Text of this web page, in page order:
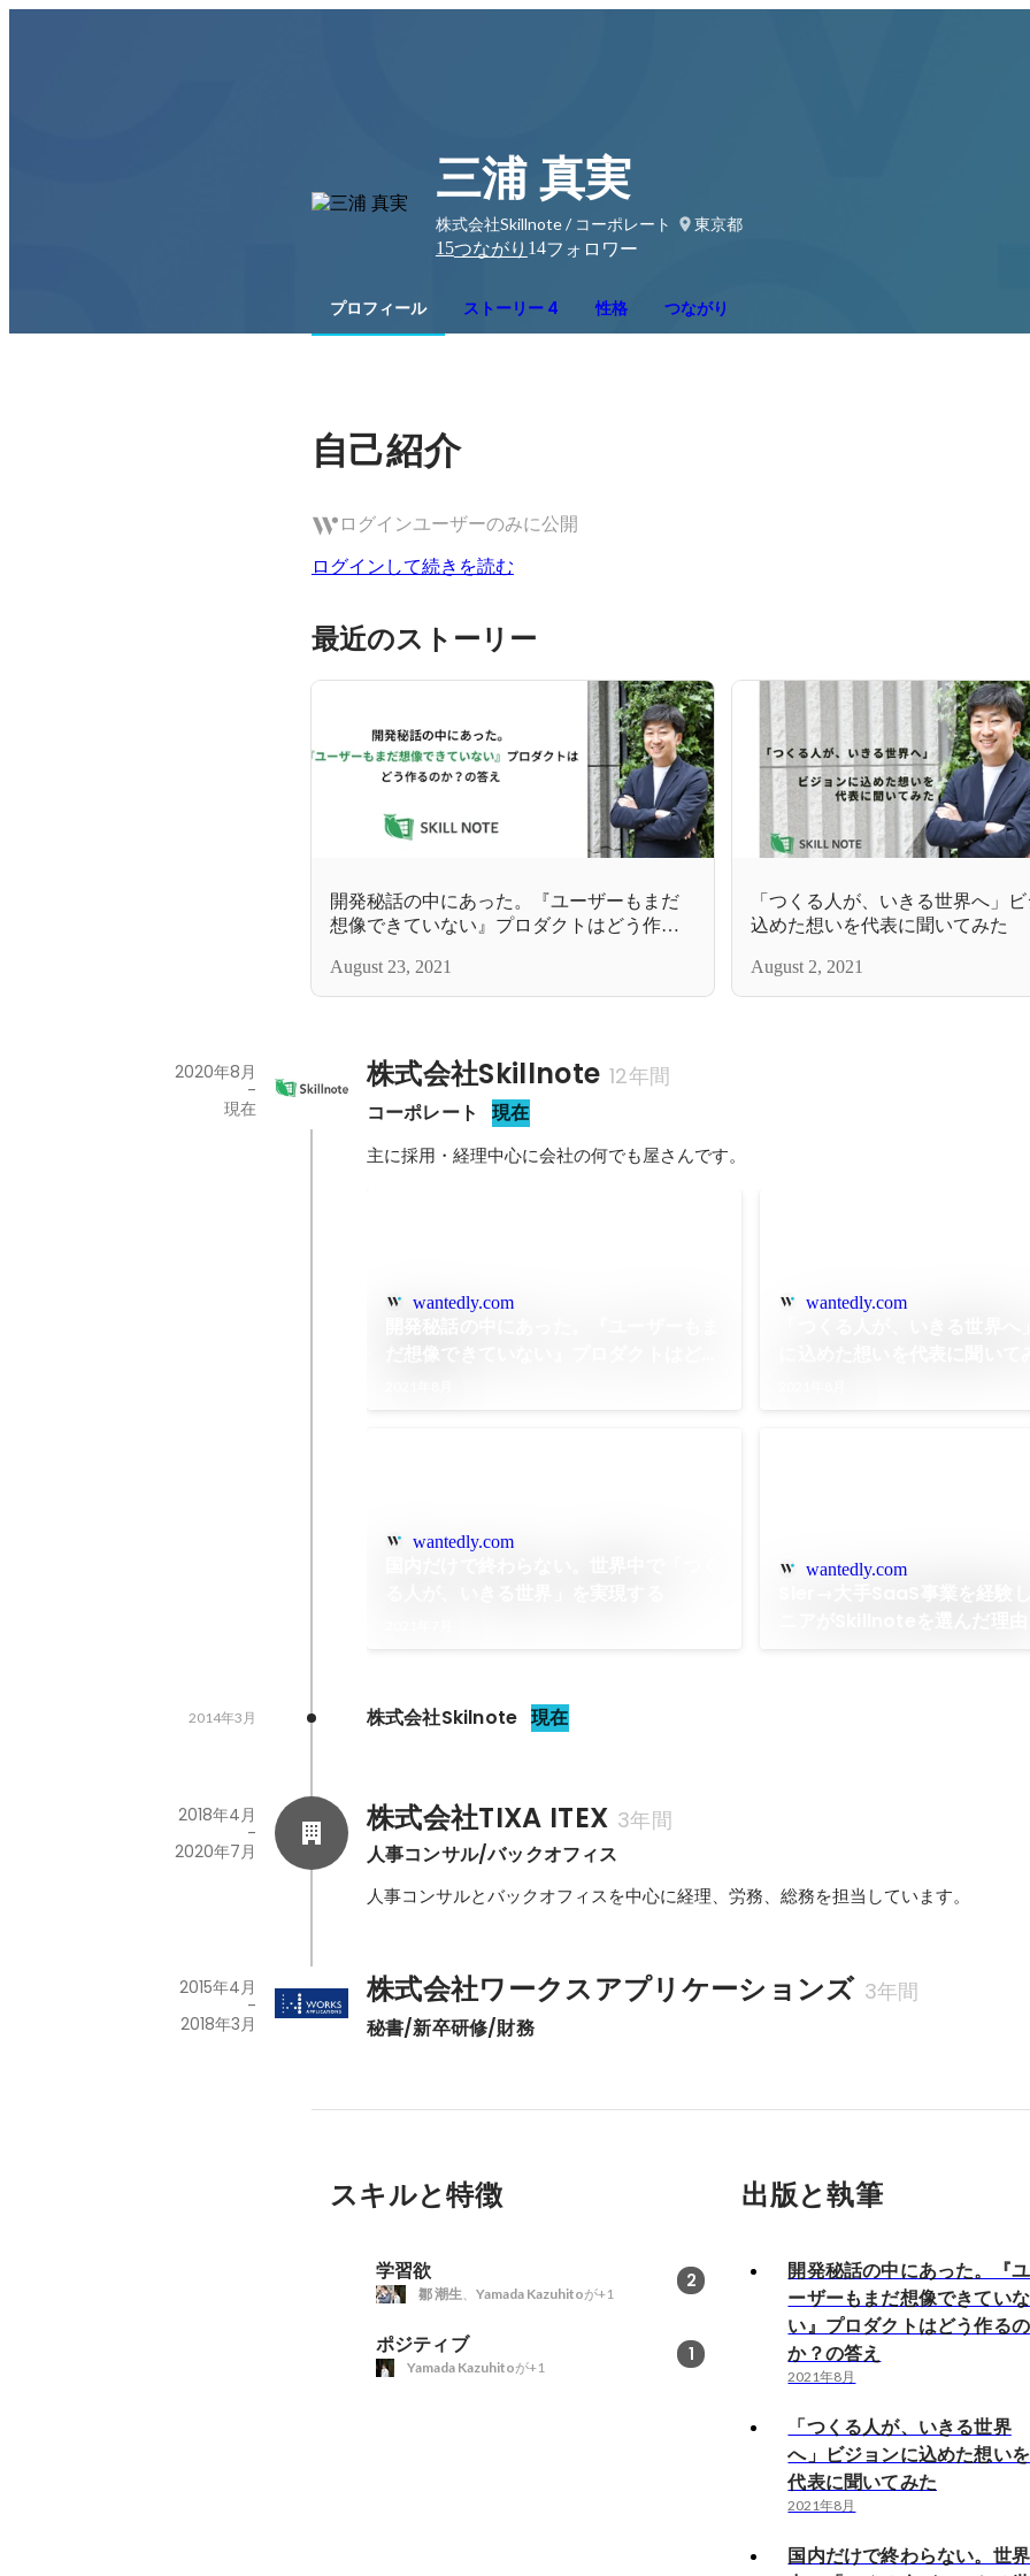
三浦 真実
株式会社Skillnote / コーポレート
東京都
15つながり 14フォロワー
プロフィール ストーリー 4 性格 つながり
自己紹介
ログインユーザーのみに公開
ログインして続きを読む
最近のストーリー
開発秘話の中にあった。『ユーザーもまだ
想像できていない』プロダクトはどう作る
August 23, 2021
「つくる人が、いきる世界へ」
込めた想いを代表に聞いてみた
August 2, 2021
株式会社Skillnote 12年間
コーポレート 現在
2020年8月
-
現在
主に採用・経理中心に会社の何でも屋さんです。
wantedly.com wantedly.com
wantedly.com
wantedly.com
株式会社Skilnote 現在
2014年3月
株式会社TIXA ITEX 3年間
人事コンサル/バックオフィス
2018年4月
-
2020年7月
株式会社ワークスアプリケーションズ 3年間
秘書/新卒研修/財務
2015年4月
-
2018年3月
スキルと特徴
学習欲 2
鄒 潮生 Yamada Kazuhitoが+1
ポジティブ 1
Yamada Kazuhitoが+1
出版と執筆
開発秘話の中にあった。『ユ
ーザーもまだ想像できていな
い』プロダクトはどう作るの
か？の答え
2021年8月
「つくる人が、いきる世界
へ」ビジョンに込めた想いを
代表に聞いてみた
2021年8月
国内だけで終わらない。世界